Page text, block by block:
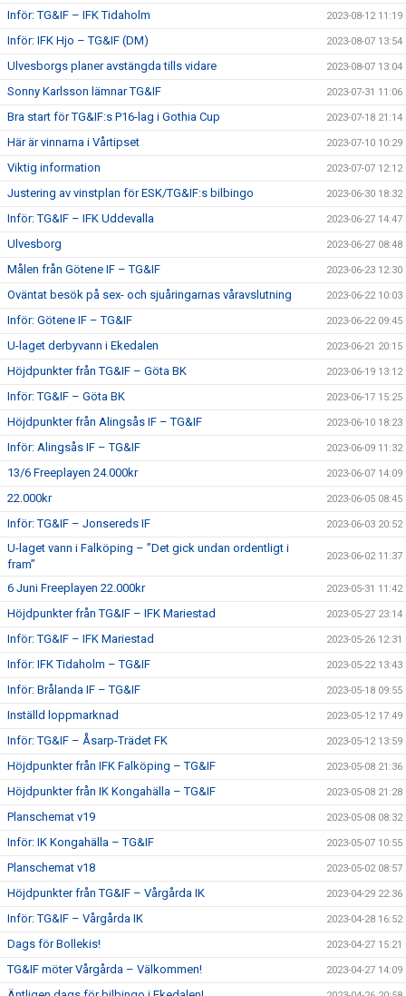
Inför: TG&IF – IFK Tidaholm 2023-08-12 11:19
Inför: IFK Hjo – TG&IF (DM) 2023-08-07 13:54
Ulvesborgs planer avstängda tills vidare 2023-08-07 13:04
Sonny Karlsson lämnar TG&IF 2023-07-31 11:06
Bra start för TG&IF:s P16-lag i Gothia Cup 2023-07-18 21:14
Här är vinnarna i Vårtipset 2023-07-10 10:29
Viktig information 2023-07-07 12:12
Justering av vinstplan för ESK/TG&IF:s bilbingo 2023-06-30 18:32
Inför: TG&IF – IFK Uddevalla 2023-06-27 14:47
Ulvesborg 2023-06-27 08:48
Målen från Götene IF – TG&IF 2023-06-23 12:30
Oväntat besök på sex- och sjuåringarnas våravslutning 2023-06-22 10:03
Inför: Götene IF – TG&IF 2023-06-22 09:45
U-laget derbyvann i Ekedalen 2023-06-21 20:15
Höjdpunkter från TG&IF – Göta BK 2023-06-19 13:12
Inför: TG&IF – Göta BK 2023-06-17 15:25
Höjdpunkter från Alingsås IF – TG&IF 2023-06-10 18:23
Inför: Alingsås IF – TG&IF 2023-06-09 11:32
13/6 Freeplayen 24.000kr 2023-06-07 14:09
22.000kr 2023-06-05 08:45
Inför: TG&IF – Jonsereds IF 2023-06-03 20:52
U-laget vann i Falköping – ”Det gick undan ordentligt i
fram”
2023-06-02 11:37
6 Juni Freeplayen 22.000kr 2023-05-31 11:42
Höjdpunkter från TG&IF – IFK Mariestad 2023-05-27 23:14
Inför: TG&IF – IFK Mariestad 2023-05-26 12:31
Inför: IFK Tidaholm – TG&IF 2023-05-22 13:43
Inför: Brålanda IF – TG&IF 2023-05-18 09:55
Inställd loppmarknad 2023-05-12 17:49
Inför: TG&IF – Åsarp-Trädet FK 2023-05-12 13:59
Höjdpunkter från IFK Falköping – TG&IF 2023-05-08 21:36
Höjdpunkter från IK Kongahälla – TG&IF 2023-05-08 21:28
Planschemat v19 2023-05-08 08:32
Inför: IK Kongahälla – TG&IF 2023-05-07 10:55
Planschemat v18 2023-05-02 08:57
Höjdpunkter från TG&IF – Vårgårda IK 2023-04-29 22:36
Inför: TG&IF – Vårgårda IK 2023-04-28 16:52
Dags för Bollekis! 2023-04-27 15:21
TG&IF möter Vårgårda – Välkommen! 2023-04-27 14:09